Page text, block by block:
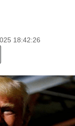
18:42:26